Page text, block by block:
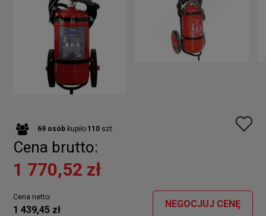
69 osób kupiło 110 szt.
Cena brutto:
1 770,52 zł
Cena netto:
1 439,45 zł
NEGOCJUJ CENĘ